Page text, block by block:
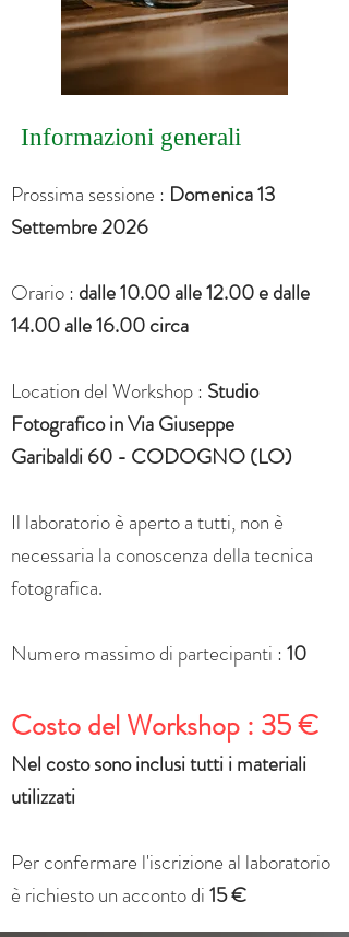
Informazioni generali
Prossima sessione : Domenica 13
Settembre 2026
Orario : dalle 10.00 alle 12.00 e dalle
14.00 alle 16.00 circa
Location del Workshop : Studio
Fotografico in Via Giuseppe
Garibaldi60 - CODOGNO (LO)
Il laboratorio è aperto a tutti, non è
necessaria la conoscenza della tecnica
fotografica.
Numero massimo di partecipanti :10
Costo del Workshop : 35 €
Nel costo sono inclusi tutti i materiali
utilizzati
Per confermare l'iscrizione al laboratorio
è richiesto un acconto di15€